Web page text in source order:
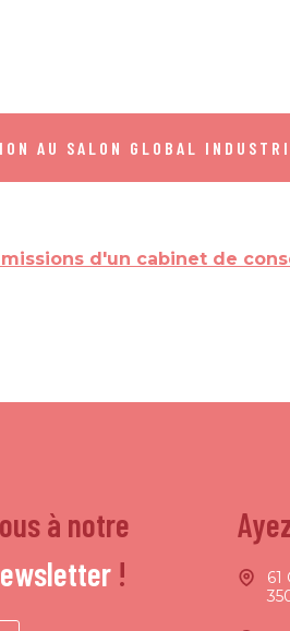
AU SALON GLOBAL
d'un cabinet de
à notre
!
61